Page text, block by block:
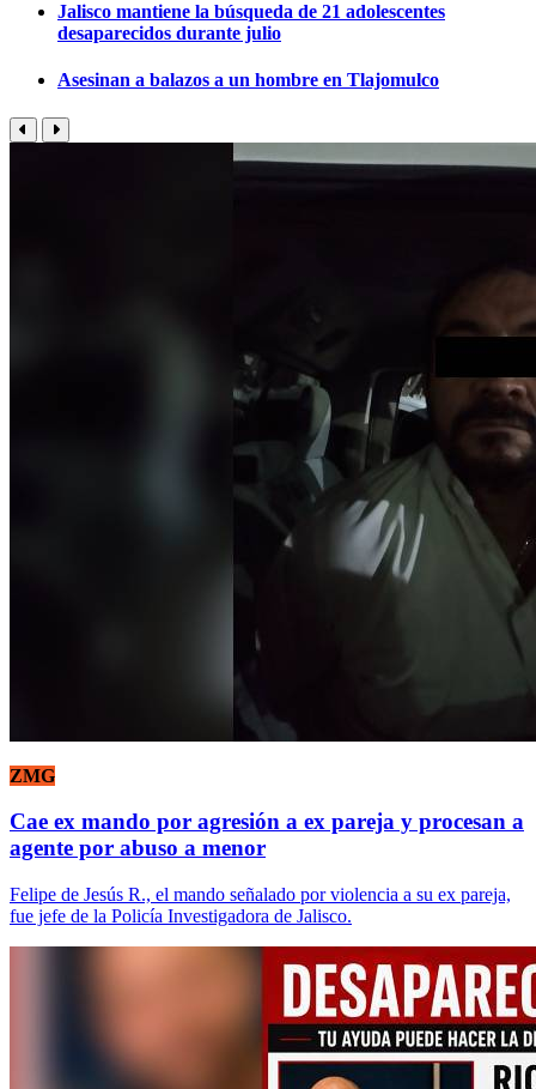
Jalisco mantiene la búsqueda de 21 adolescentes
desaparecidos durante julio
Asesinan a balazos a un hombre en Tlajomulco
ZMG
Cae ex mando por agresión a ex pareja y procesan a
agente por abuso a menor
Felipe de Jesús R., el mando señalado por violencia a su ex pareja,
fue jefe de la Policía Investigadora de Jalisco.